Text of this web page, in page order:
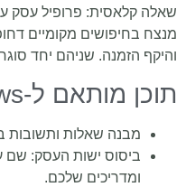
שאלה קלאסית: פרופיל עסק
מנצח בחיפושים מקומיים
והיקף הזמנה. שניהם יחד
תוכן מותאם ל-AI Overviews
מבנה שאלות ותשובות
ביסוס ישות העסק: שם
ומדריכים שלכם.